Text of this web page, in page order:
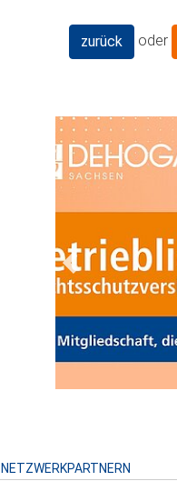
zurück oder
Previous